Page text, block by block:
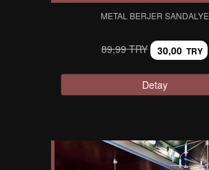
METAL BERJER SANDALYE
89,99 TRY 30,00 TRY
Detay